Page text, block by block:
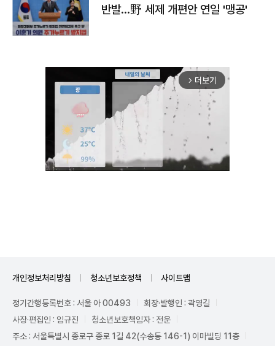
반발…野 세제 개편안 연일 '맹공'
arrow_forward_ios 더보기
개인정보처리방침 청소년보호정책 사이트맵
정기간행등록번호 : 서울 아 00493
회장·발행인 : 곽영길
사장·편집인 : 임규진
청소년보호책임자 : 전운
주소 : 서울특별시 종로구 종로 1길 42(수송동 146-1) 이마빌딩 11층